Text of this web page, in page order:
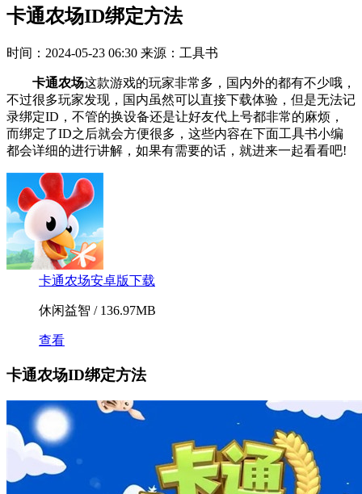
卡通农场ID绑定方法
时间：2024-05-23 06:30 来源：工具书
卡通农场这款游戏的玩家非常多，国内外的都有不少哦，
不过很多玩家发现，国内虽然可以直接下载体验，但是无法记
录绑定ID，不管的换设备还是让好友代上号都非常的麻烦，
而绑定了ID之后就会方便很多，这些内容在下面工具书小编
都会详细的进行讲解，如果有需要的话，就进来一起看看吧!
卡通农场安卓版下载
休闲益智 / 136.97MB
查看
卡通农场ID绑定方法